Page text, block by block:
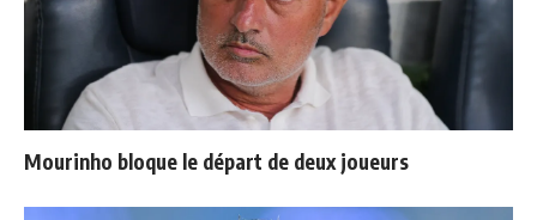
Mourinho bloque le départ de deux joueurs